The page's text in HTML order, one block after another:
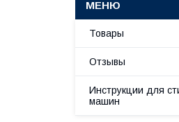
Товары
Отзывы
Инструкции для
машин